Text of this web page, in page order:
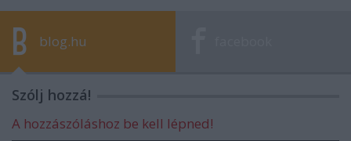
blog.hu
Szólj hozzá!
A hozzászóláshoz be kell lépned!